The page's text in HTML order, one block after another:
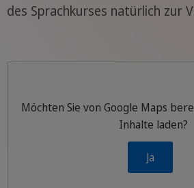
des Sprachkurses natürlich zur
Möchten Sie von Google Maps
Inhalte laden?
Ja